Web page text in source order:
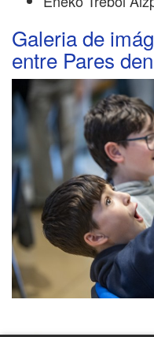
Galeria de
entre Pares